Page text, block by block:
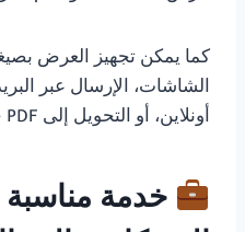
كما يمكن تجهيز العرض
الشاشات، الإرسال عبر
أونلاين، أو التحويل إلى PDF حسب الحاجة
خدمة